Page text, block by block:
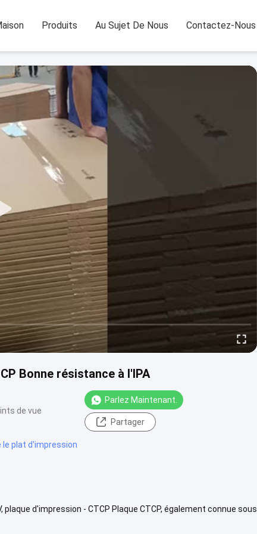
Produits Au Sujet De Nous Contactez-Nous
Bonne résistance à l'IPA
de vue
Parlez Maintenant.
Partager
le plat d'impression
d'impression - CTCP Plaque CTCP, également connue sous